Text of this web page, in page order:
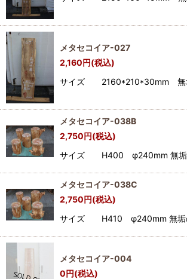
メタセコイア-027
2,160円(税込)
サイズ 2160*210*30mm 無垢
メタセコイア-038B
2,750円(税込)
サイズ H400 φ240mm 無垢の
メタセコイア-038C
2,750円(税込)
サイズ H410 φ240mm 無垢の
メタセコイア-004
0円(税込)